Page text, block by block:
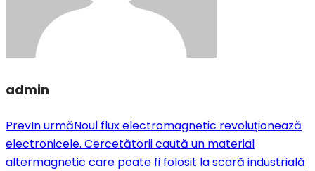
admin
PrevIn urmăNoul flux electromagnetic revoluționează
electronicele. Cercetătorii caută un material
altermagnetic care poate fi folosit la scară industrială